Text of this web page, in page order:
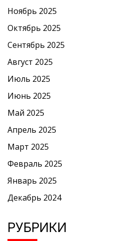
Ноябрь 2025
Октябрь 2025
Сентябрь 2025
Август 2025
Июль 2025
Июнь 2025
Май 2025
Апрель 2025
Март 2025
Февраль 2025
Январь 2025
Декабрь 2024
РУБРИКИ